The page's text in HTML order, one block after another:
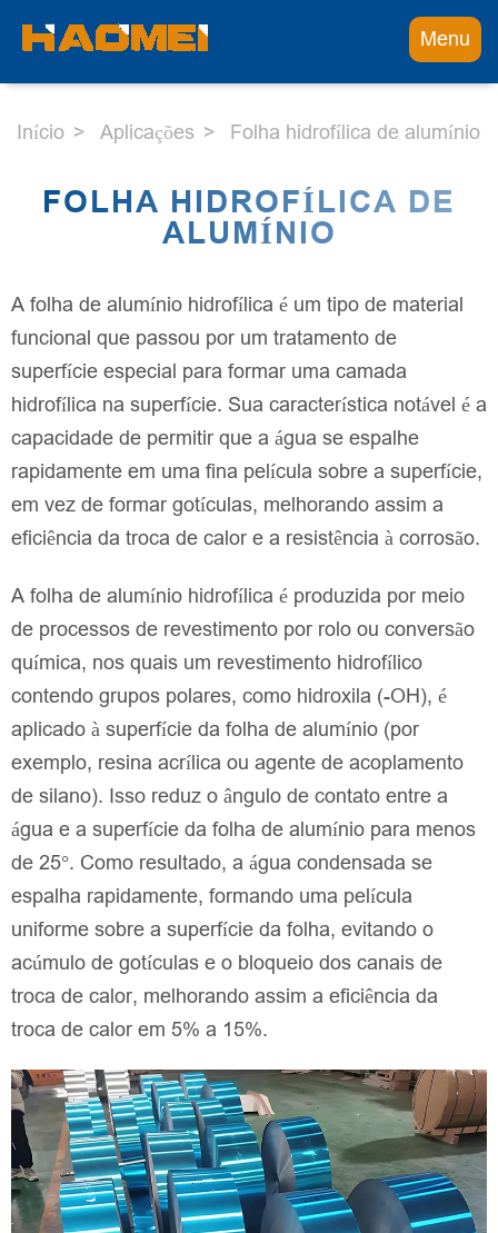
Menu
Início Aplicações Folha hidrofílica de alumínio
FOLHA HIDROFÍLICA DE
ALUMÍNIO
A folha de alumínio hidrofílica é um tipo de material
funcional que passou por um tratamento de
superfície especial para formar uma camada
hidrofílica na superfície. Sua característica notável é a
capacidade de permitir que a água se espalhe
rapidamente em uma fina película sobre a superfície,
em vez de formar gotículas, melhorando assim a
eficiência da troca de calor e a resistência à corrosão.
A folha de alumínio hidrofílica é produzida por meio
de processos de revestimento por rolo ou conversão
química, nos quais um revestimento hidrofílico
contendo grupos polares, como hidroxila (-OH), é
aplicado à superfície da folha de alumínio (por
exemplo, resina acrílica ou agente de acoplamento
de silano). Isso reduz o ângulo de contato entre a
água e a superfície da folha de alumínio para menos
de 25°. Como resultado, a água condensada se
espalha rapidamente, formando uma película
uniforme sobre a superfície da folha, evitando o
acúmulo de gotículas e o bloqueio dos canais de
troca de calor, melhorando assim a eficiência da
troca de calor em 5% a 15%.